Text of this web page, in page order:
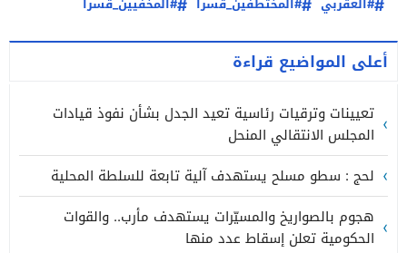
أعلى المواضيع قراءة
تعيينات وترقيات رئاسية تعيد الجدل بشأن نفوذ قيادات
المجلس الانتقالي المنحل
لحج : سطو مسلح يستهدف آلية تابعة للسلطة المحلية
هجوم بالصواريخ والمسيّرات يستهدف مأرب.. والقوات
الحكومية تعلن إسقاط عدد منها